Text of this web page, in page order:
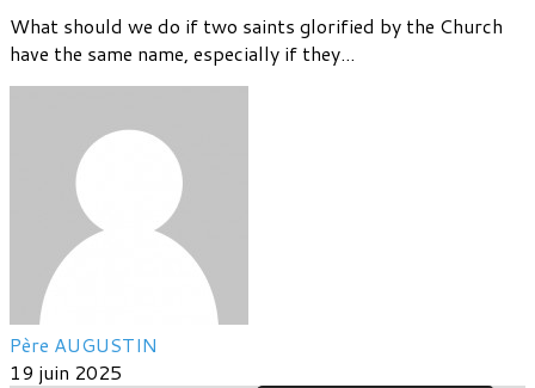
What should we do if two saints glorified by the Church
have the same name, especially if they...
Père AUGUSTIN
19 juin 2025